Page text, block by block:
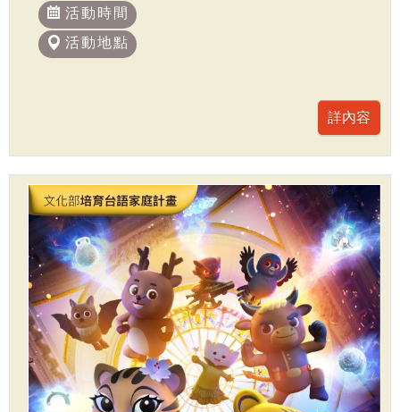
活動時間
活動地點